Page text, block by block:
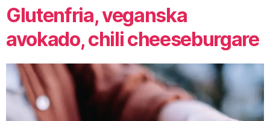
Glutenfria, veganska
avokado, chili cheeseburgare